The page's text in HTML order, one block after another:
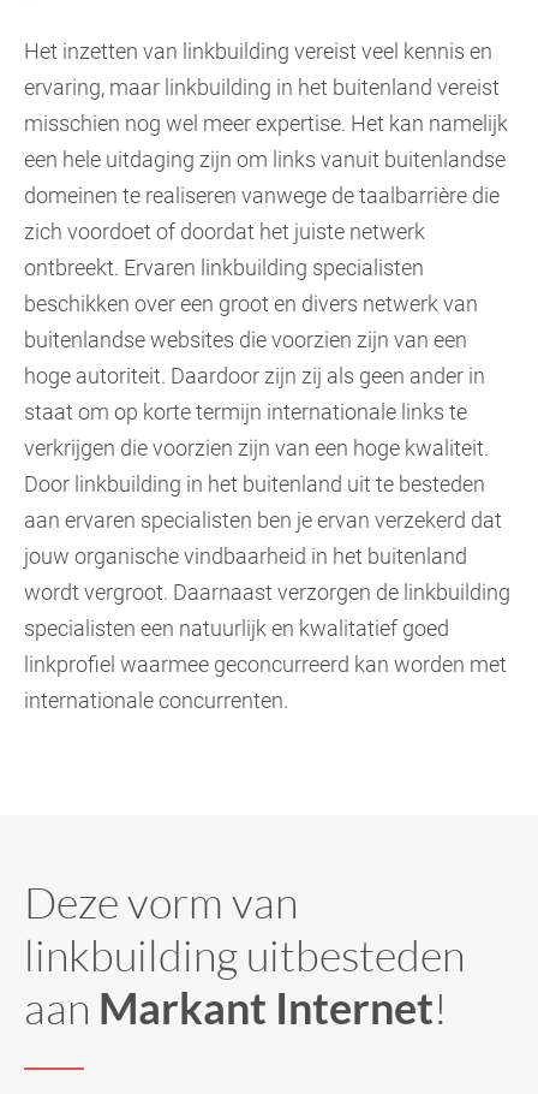
Het inzetten van linkbuilding vereist veel kennis en
ervaring, maar linkbuilding in het buitenland vereist
misschien nog wel meer expertise. Het kan namelijk
een hele uitdaging zijn om links vanuit buitenlandse
domeinen te realiseren vanwege de taalbarrière die
zich voordoet of doordat het juiste netwerk
ontbreekt. Ervaren linkbuilding specialisten
beschikken over een groot en divers netwerk van
buitenlandse websites die voorzien zijn van een
hoge autoriteit. Daardoor zijn zij als geen ander in
staat om op korte termijn internationale links te
verkrijgen die voorzien zijn van een hoge kwaliteit.
Door linkbuilding in het buitenland uit te besteden
aan ervaren specialisten ben je ervan verzekerd dat
jouw organische vindbaarheid in het buitenland
wordt vergroot. Daarnaast verzorgen de linkbuilding
specialisten een natuurlijk en kwalitatief goed
linkprofiel waarmee geconcurreerd kan worden met
internationale concurrenten.
Deze vorm van
linkbuilding uitbesteden
aan Markant Internet!